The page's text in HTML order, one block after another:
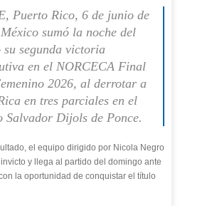
Puerto Rico, 6 de junio de
sumó la noche del
su segunda victoria
en el NORCECA Final
2026, al derrotar a
en tres parciales en el
Salvador Dijols de Ponce.
el equipo dirigido por Nicola Negro
y llega al partido del domingo ante
la oportunidad de conquistar el título